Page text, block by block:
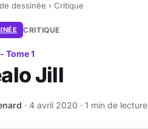
dessinée › Critique
CRITIQUE
Tome 1
Jill
· 4 avril 2020 · 1 min de lecture